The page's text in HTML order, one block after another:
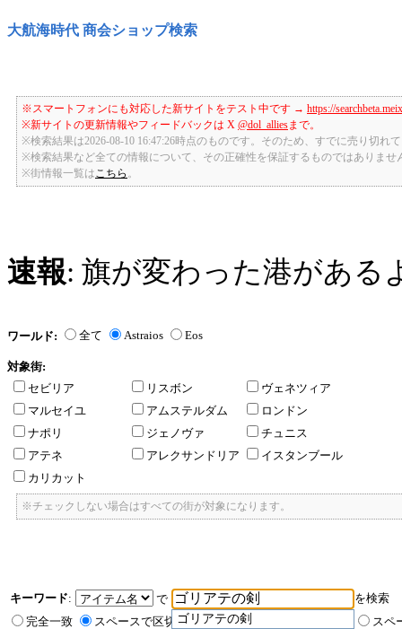
大航海時代 商会ショップ検索
※スマートフォンにも対応した新サイトをテスト中です → https://
※新サイトの更新情報やフィードバックは X @dol_alliesまで。
※検索結果は2026-08-10 16:47:26時点のものです。そのため、すでに売り切れ
※検索結果など全ての情報について、その正確性を保証するものではありませ
※街情報一覧は こちら
速報: 旗が変わった港がある
ワールド: 全て Astraios Eos
対象街:
セビリア
リスボン
ヴェネツィア
マルセイユ
アムステルダム
ロンドン
ナポリ
ジェノヴァ
チュニス
アテネ
アレクサンドリア
イスタンブール
カリカット
※チェックしない場合はすべての街が対象になります。
キーワード:
で
ゴリアテの剣
を検索
完全一致
スペースで区切ったキーワードのいずれかを含む スペ